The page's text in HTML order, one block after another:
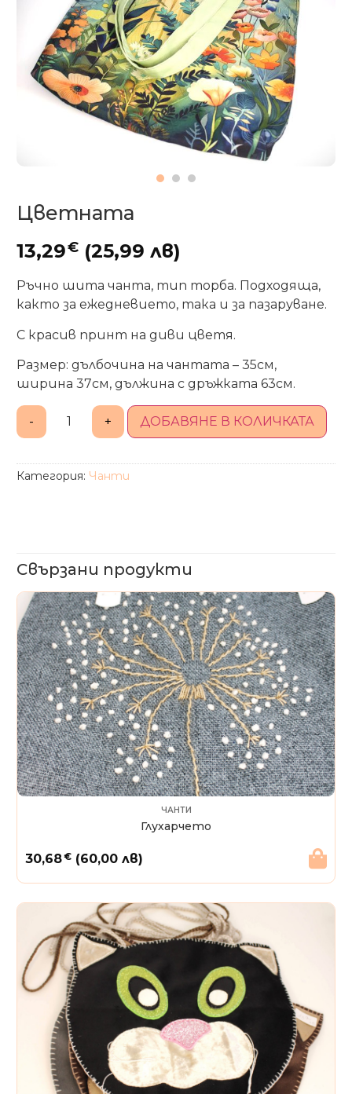
Цветната
13,29€ (25,99 лв)
Ръчно шита чанта, тип торба. Подходяща,
както за ежедневието, така и за пазаруване.
С красив принт на диви цветя.
Размер: дълбочина на чантата – 35см,
ширина 37см, дължина с дръжката 63см.
ДОБАВЯНЕ В КОЛИЧКАТА
Категория: Чанти
Свързани продукти
ЧАНТИ
Глухарчето
30,68€ (60,00 лв)